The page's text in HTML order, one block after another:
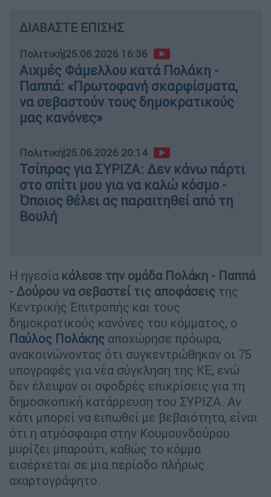
ΔΙΑΒΑΣΤΕ ΕΠΙΣΗΣ
Πολιτική|25.06.2026 16:36
Αιχμές Φάμελλου κατά Πολάκη -
Παππά: «Πρωτοφανή σκαρφίσματα,
να σεβαστούν τους δημοκρατικούς
μας κανόνες»
Πολιτική|25.06.2026 20:14
Τσίπρας για ΣΥΡΙΖΑ: Δεν κάνω πάρτι
στο σπίτι μου για να καλώ κόσμο -
Όποιος θέλει ας παραιτηθεί από τη
Βουλή
Η ηγεσία κάλεσε την ομάδα Πολάκη - Παππά
- Δούρου να σεβαστεί τις αποφάσεις της
Κεντρικής Επιτροπής και τους
δημοκρατικούς κανόνες του κόμματος, ο
Παύλος Πολάκης αποχώρησε πρόωρα,
ανακοινώνοντας ότι συγκεντρώθηκαν οι 75
υπογραφές για νέα σύγκληση της ΚΕ, ενώ
δεν έλειψαν οι σφοδρές επικρίσεις για τη
δημοσκοπική κατάρρευση του ΣΥΡΙΖΑ. Αν
κάτι μπορεί να ειπωθεί με βεβαιότητα, είναι
ότι η ατμόσφαιρα στην Κουμουνδούρου
μυρίζει μπαρούτι, καθώς το κόμμα
εισέρχεται σε μια περίοδο πλήρως
αχαρτογράφητο.